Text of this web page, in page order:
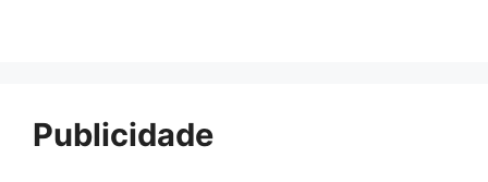
Publicidade